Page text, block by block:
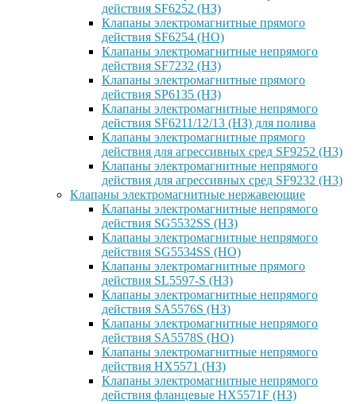
действия SF6252 (НЗ)
Клапаны электромагнитные прямого
действия SF6254 (НО)
Клапаны электромагнитные непрямого
действия SF7232 (НЗ)
Клапаны электромагнитные прямого
действия SP6135 (НЗ)
Клапаны электромагнитные непрямого
действия SF6211/12/13 (НЗ) для полива
Клапаны электромагнитные прямого
действия для агрессивных сред SF9252 (H3)
Клапаны электромагнитные непрямого
действия для агрессивных сред SF9232 (H3)
Клапаны электромагнитные нержавеющие
Клапаны электромагнитные непрямого
действия SG5532SS (НЗ)
Клапаны электромагнитные непрямого
действия SG5534SS (НО)
Клапаны электромагнитные прямого
действия SL5597-S (НЗ)
Клапаны электромагнитные непрямого
действия SA5576S (НЗ)
Клапаны электромагнитные непрямого
действия SA5578S (НО)
Клапаны электромагнитные непрямого
действия HX5571 (НЗ)
Клапаны электромагнитные непрямого
действия фланцевые HX5571F (НЗ)